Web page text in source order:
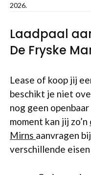
2026.
Laadpaal
De Fryske
Lease of koop jij
beschikt je niet
nog geen
moment kan jij zo’n
Mirns aanvragen
verschillende